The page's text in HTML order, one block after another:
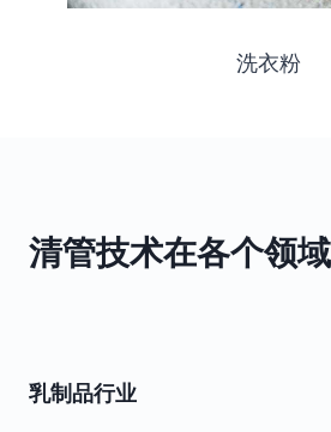
洗衣粉
清管技术在各个领
乳制品行业